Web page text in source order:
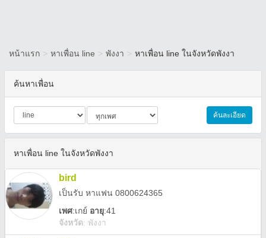
หน้าแรก > หาเพื่อน line > พังงา > หาเพื่อน line ในจังหวัดพังงา
ค้นหาเพื่อน
ค้นละเอียด
หาเพื่อน line ในจังหวัดพังงา
bird
เป็นรับ หาแฟน 0800624365
เพศ:เกย์ อายุ:41
จังหวัด: พังงา